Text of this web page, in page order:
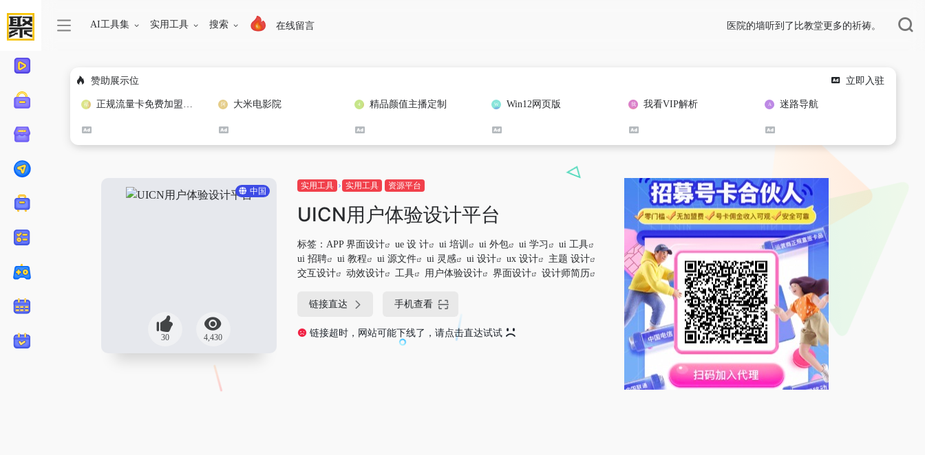
AI工具集 实用工具 搜索 在线留言 医院的墙听到了比教堂更多的祈祷。
赞助展示位 立即入驻
正规流量卡免费加盟合作 大米电影院 精品颜值主播定制 Win12网页版 我看VIP解析 迷路导航
中国
30 4,430
实用工具 实用工具 资源平台
UICN用户体验设计平台
标签： APP 界面设计 ue 设 计 ui 培训 ui 外包 ui 学习
ui 工具
ui 招聘
ui 教程 ui 源文件 ui 灵感 ui 设计 ux 设计
主题 设计
交互设计
动效设计 工具 用户体验设计 界面设计 设计师简历
链接直达 手机查看
链接超时，网站可能下线了，请点击直达试试